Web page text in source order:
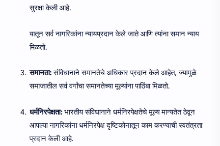
सुरक्षा केली आहे.
यातून सर्व नागरिकांना न्यायप्रदान केले जाते आणि त्यांना समान न्याय
मिळतो.
समानता:संविधानाने समानतेचे अधिकार प्रदान केले आहेत, ज्यामुळे
समाजातील सर्व वर्गांचा समानतेच्या मूल्यांना पाठिंबा मिळतो.
धर्मनिरपेक्षता: भारतीय संविधानाने धर्मनिरपेक्षतेचे मूल्य मान्यतेत ठेवून
आपल्या नागरिकांना धर्मनिरपेक्ष दृष्टिकोनातून काम करण्याची स्वतंत्रता
प्रदान केली आहे.